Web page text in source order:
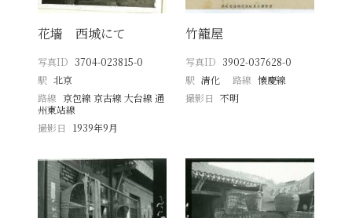
花墻 西城にて
写真ID 3704-023815-0
駅 北京
路線 京包線 京古線 大台線 通
州東站線
撮影日
1939年9月
竹籠屋
写真ID 3902-037628-0
駅 清化 路線 懐慶線
撮影日 不明